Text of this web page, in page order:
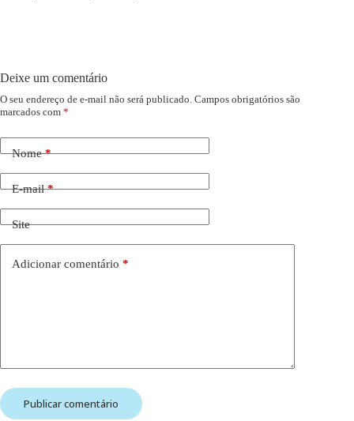
Deixe um comentário
O seu endereço de e-mail não será publicado. Campos obrigatórios são
marcados com *
Nome*
E-mail*
Site
Adicionar comentário *
Publicar comentário